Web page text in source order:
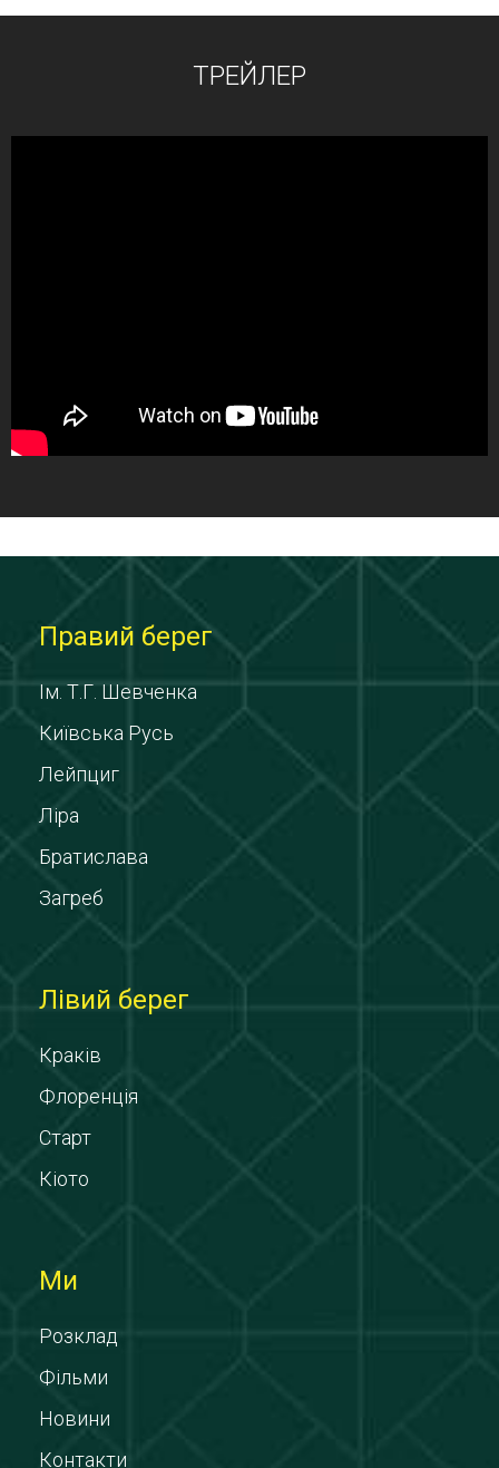
ТРЕЙЛЕР
Правий берег
Ім. Т.Г. Шевченка
Київська Русь
Лейпциг
Ліра
Братислава
Загреб
Лівий берег
Краків
Флоренція
Старт
Кіото
Ми
Розклад
Фільми
Новини
Контакти